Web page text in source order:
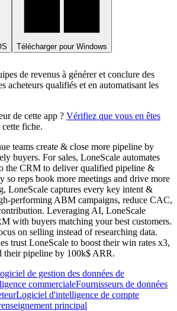
Télécharger pour Windows
de revenus à générer et conclure des
acheteurs qualifiés et en automatisant les
de cette app ? Vérifiez que vous en êtes
fiche.
teams create & close more pipeline by
buyers. For sales, LoneScale automates
the CRM to deliver qualified pipeline &
so reps book more meetings and drive more
LoneScale captures every key intent &
performing ABM campaigns, reduce CAC,
Leveraging AI, LoneScale
with buyers matching your best customers.
on selling instead of researching data.
trust LoneScale to boost their win rates x3,
their pipeline by 100k$ ARR.
de gestion des données de
commercialeFournisseurs de données
Logiciel d'intelligence de compte
principal